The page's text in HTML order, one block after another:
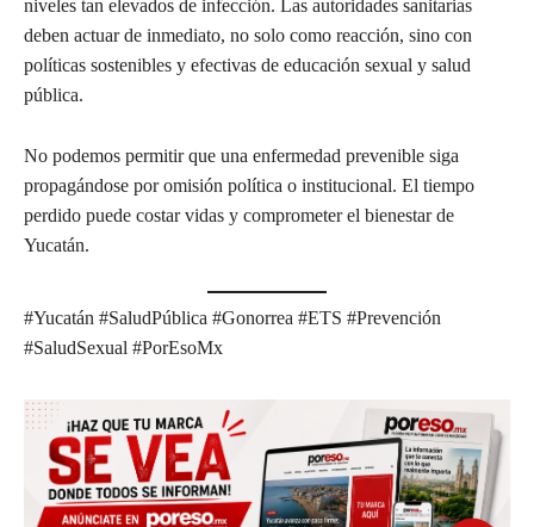
niveles tan elevados de infección. Las autoridades sanitarias
deben actuar de inmediato, no solo como reacción, sino con
políticas sostenibles y efectivas de educación sexual y salud
pública.
No podemos permitir que una enfermedad prevenible siga
propagándose por omisión política o institucional. El tiempo
perdido puede costar vidas y comprometer el bienestar de
Yucatán.
#Yucatán #SaludPública #Gonorrea #ETS #Prevención
#SaludSexual #PorEsoMx